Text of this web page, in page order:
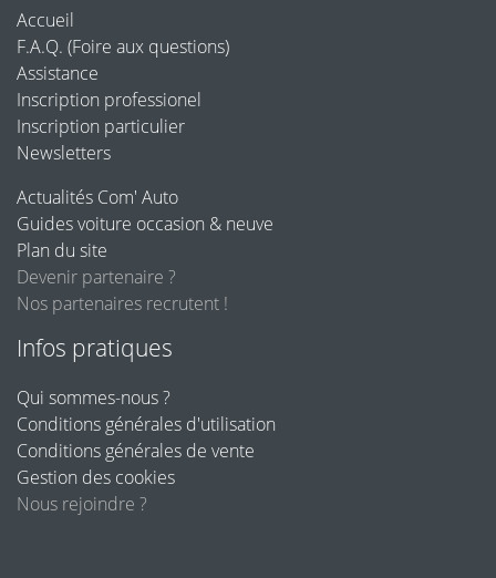
Accueil
F.A.Q. (Foire aux questions)
Assistance
Inscription professionel
Inscription particulier
Newsletters
Actualités Com' Auto
Guides voiture occasion & neuve
Plan du site
Devenir partenaire ?
Nos partenaires recrutent !
Infos pratiques
Qui sommes-nous ?
Conditions générales d'utilisation
Conditions générales de vente
Gestion des cookies
Nous rejoindre ?